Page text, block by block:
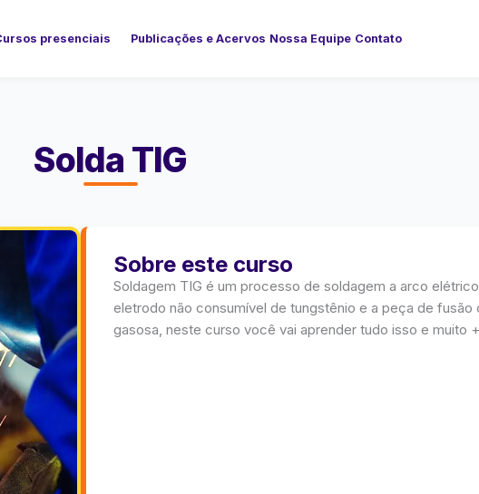
presenciais Publicações e Acervos Nossa Equipe Contato
Solda TIG
Sobre este curso
Soldagem TIG é um processo de soldagem a arco
eletrodo não consumível de tungstênio e a peça de fusão
gasosa, neste curso você vai aprender tudo isso e muito +